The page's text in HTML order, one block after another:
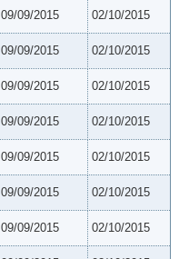
09/09/2015 02/10/2015
09/09/2015 02/10/2015
09/09/2015 02/10/2015
09/09/2015 02/10/2015
09/09/2015 02/10/2015
09/09/2015 02/10/2015
09/09/2015 02/10/2015